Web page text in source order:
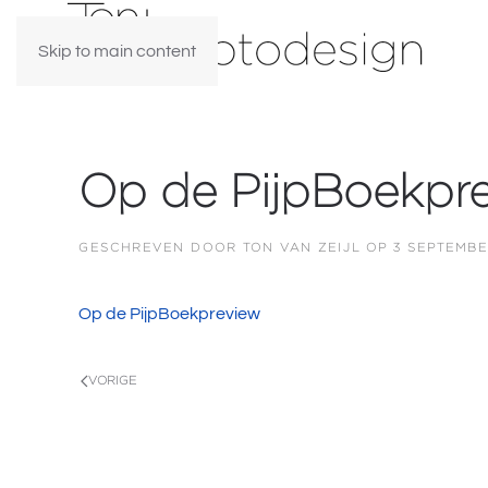
Skip to main content
Op de
GESCHREVEN DOOR TON VAN ZEIJL OP 3
Op de PijpBoekpreview
VORIGE